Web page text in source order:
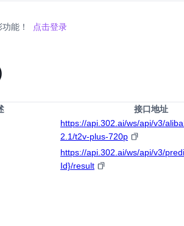
能！ 点击登录
接口地址
https://api.302.ai/ws/api/v3/
2.1/t2v-plus-720p
https://api.302.ai/ws/api/v3/
Id}/result